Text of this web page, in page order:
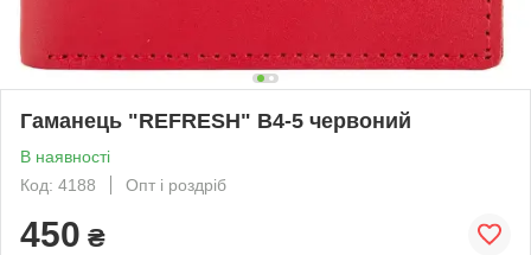
Гаманець "REFRESH" B4-5 червоний
В наявності
Код: 4188
Опт і роздріб
450 ₴